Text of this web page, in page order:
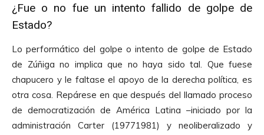
¿Fue o no fue un intento fallido de golpe de
Estado?
Lo performático del golpe o intento de golpe de Estado
de Zúñiga no implica que no haya sido tal. Que fuese
chapucero y le faltase el apoyo de la derecha política, es
otra cosa. Repárese en que después del llamado proceso
de democratización de América Latina –iniciado por la
administración Carter (19771981) y neoliberalizado y